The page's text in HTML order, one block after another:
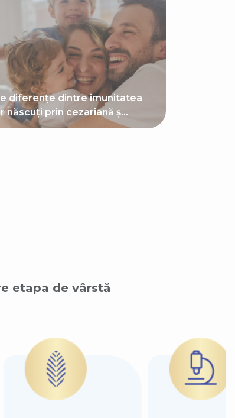
diferențe dintre imunitatea
născuți prin cezariană ș...
etapa de vârstă